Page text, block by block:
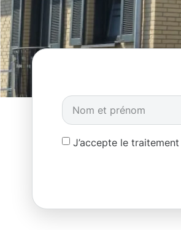
J’accepte le